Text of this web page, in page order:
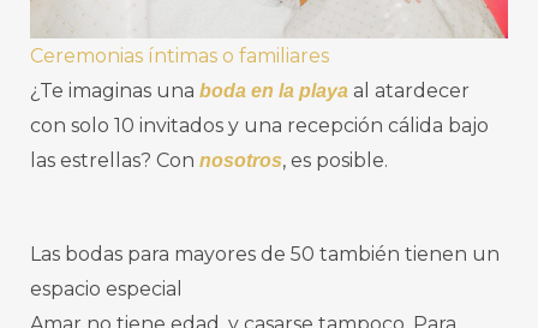
Ceremonias íntimas o familiares
¿Te imaginas una boda en la playa al atardecer
con solo 10 invitados y una recepción cálida bajo
las estrellas? Con nosotros, es posible.
Las bodas para mayores de 50 también tienen un
espacio especial